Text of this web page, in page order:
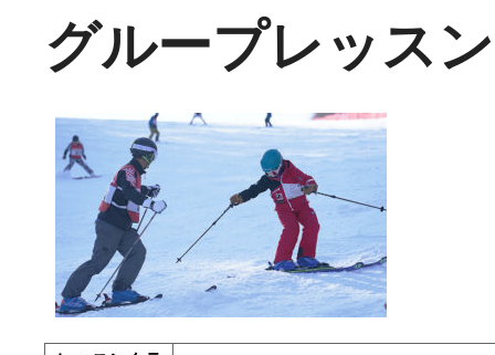
グループレッス